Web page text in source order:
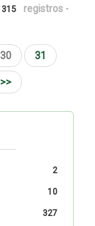
315
registros -
30 31
>>
2
10
327